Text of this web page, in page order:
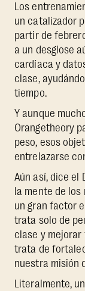
Los
un catalizador
partir de
a un desglose
cardíaca y
clase,
tiempo.
Y aunque
Orangetheory
peso, esos
entrelazarse
Aún así, dice el
la mente de
un gran factor
trata solo de
clase y mejorar
trata de
nuestra misión
Literalmente,